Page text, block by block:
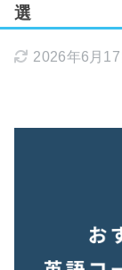
選
2026年6月17